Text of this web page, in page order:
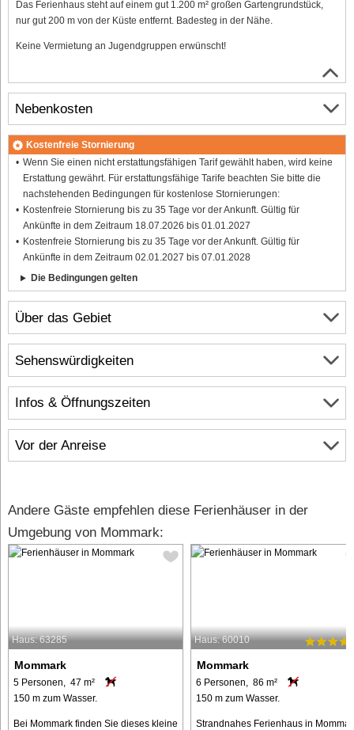
Das Ferienhaus steht auf einem gut 1.200 m² großen Gartengrundstück,
nur gut 200 m von der Küste entfernt. Badesteg in der Nähe.
Keine Vermietung an Jugendgruppen erwünscht!
Über das Gebiet
Infos & Öffnungszeiten
Vor der Anreise
Nebenkosten
Kostenfreie Stornierung
Wenn Sie einen nicht erstattungsfähigen Tarif gewählt haben, wird keine
Erstattung gewährt. Für erstattungsfähige Tarife beachten Sie bitte die
nachstehenden Bedingungen für kostenlose Stornierungen:
Kostenfreie Stornierung bis zu 35 Tage vor der Ankunft. Gültig für
Ankünfte in dem Zeitraum 18.07.2026 bis 01.01.2027
Kostenfreie Stornierung bis zu 35 Tage vor der Ankunft. Gültig für
Ankünfte in dem Zeitraum 02.01.2027 bis 07.01.2028
Die Bedingungen gelten
Sehenswürdigkeiten
Andere Gäste empfehlen diese Ferienhäuser in der
Umgebung von Mommark:
Haus: 63285
Mommark
5 Personen, 47 m²
150 m zum Wasser.
Bei Mommark finden Sie dieses kleine
Haus: 60010
Mommark
6 Personen, 86 m²
150 m zum Wasser.
Strandnahes Ferienhaus in